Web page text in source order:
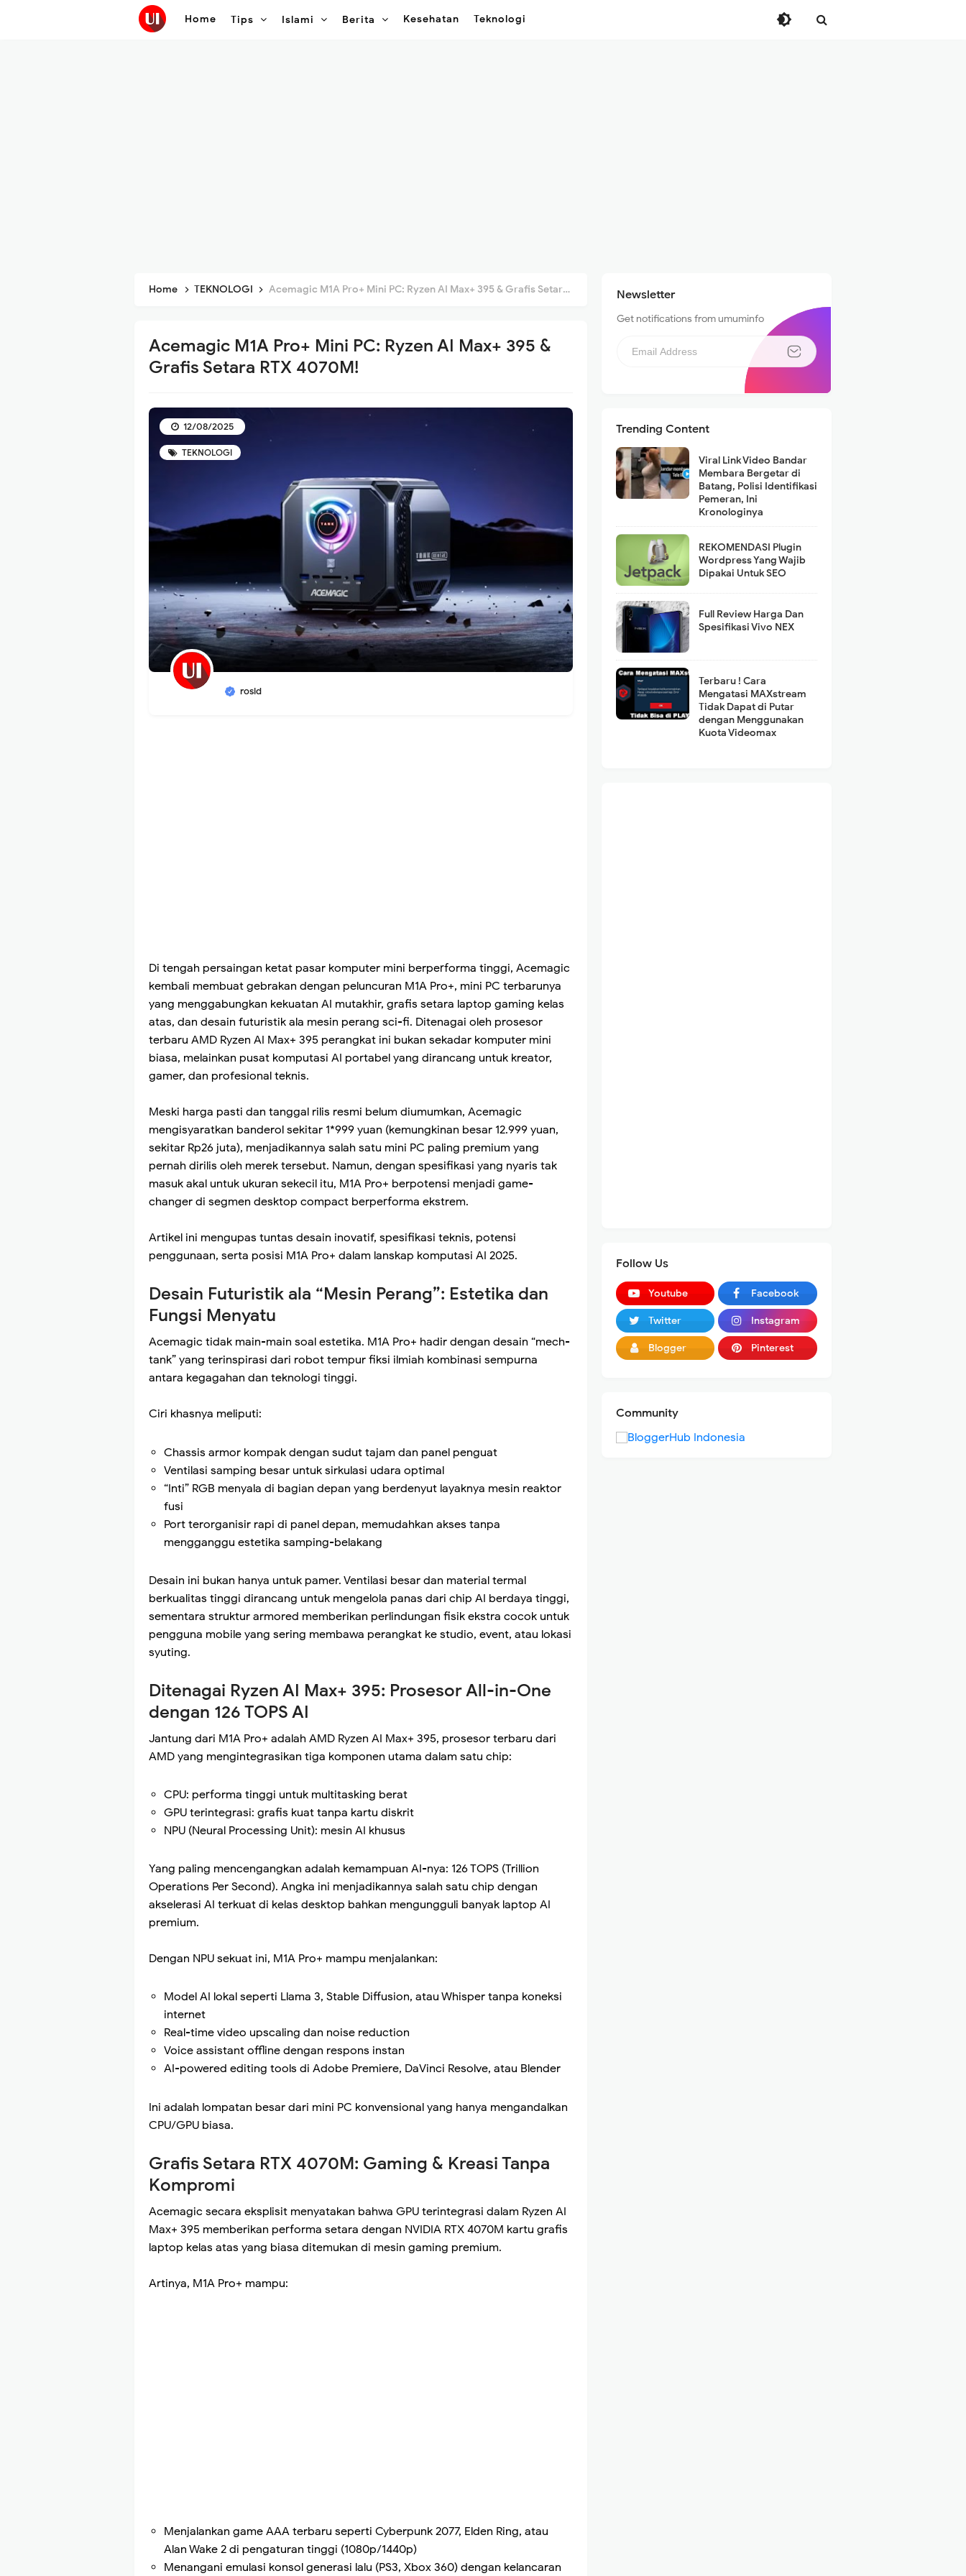
Home Tips Islami Berita Kesehatan Teknologi
Home TEKNOLOGI Acemagic M1A Pro+ Mini PC: Ryzen AI Max+ 395 & Grafis Setara RTX 4070M!
Acemagic M1A Pro+ Mini PC: Ryzen AI Max+ 395 &
Grafis Setara RTX 4070M!
TEKNOLOGI
rosid
12/08/2025
Di tengah persaingan ketat pasar komputer mini berperforma tinggi, Acemagic
kembali membuat gebrakan dengan peluncuran M1A Pro+, mini PC terbarunya
yang menggabungkan kekuatan AI mutakhir, grafis setara laptop gaming kelas
atas, dan desain futuristik ala mesin perang sci-fi. Ditenagai oleh prosesor
terbaru AMD Ryzen AI Max+ 395 perangkat ini bukan sekadar komputer mini
biasa, melainkan pusat komputasi AI portabel yang dirancang untuk kreator,
gamer, dan profesional teknis.
Meski harga pasti dan tanggal rilis resmi belum diumumkan, Acemagic
mengisyaratkan banderol sekitar 1*999 yuan (kemungkinan besar 12.999 yuan,
sekitar Rp26 juta), menjadikannya salah satu mini PC paling premium yang
pernah dirilis oleh merek tersebut. Namun, dengan spesifikasi yang nyaris tak
masuk akal untuk ukuran sekecil itu, M1A Pro+ berpotensi menjadi game-
changer di segmen desktop compact berperforma ekstrem.
Artikel ini mengupas tuntas desain inovatif, spesifikasi teknis, potensi
penggunaan, serta posisi M1A Pro+ dalam lanskap komputasi AI 2025.
Desain Futuristik ala “Mesin Perang”: Estetika dan
Fungsi Menyatu
Acemagic tidak main-main soal estetika. M1A Pro+ hadir dengan desain “mech-
tank” yang terinspirasi dari robot tempur fiksi ilmiah kombinasi sempurna
antara kegagahan dan teknologi tinggi.
Ciri khasnya meliputi:
Chassis armor kompak dengan sudut tajam dan panel penguat
Ventilasi samping besar untuk sirkulasi udara optimal
“Inti” RGB menyala di bagian depan yang berdenyut layaknya mesin reaktor
fusi
Port terorganisir rapi di panel depan, memudahkan akses tanpa
mengganggu estetika samping-belakang
Desain ini bukan hanya untuk pamer. Ventilasi besar dan material termal
berkualitas tinggi dirancang untuk mengelola panas dari chip AI berdaya tinggi,
sementara struktur armored memberikan perlindungan fisik ekstra cocok untuk
pengguna mobile yang sering membawa perangkat ke studio, event, atau lokasi
syuting.
Ditenagai Ryzen AI Max+ 395: Prosesor All-in-One
dengan 126 TOPS AI
Jantung dari M1A Pro+ adalah AMD Ryzen AI Max+ 395, prosesor terbaru dari
AMD yang mengintegrasikan tiga komponen utama dalam satu chip:
CPU: performa tinggi untuk multitasking berat
GPU terintegrasi: grafis kuat tanpa kartu diskrit
NPU (Neural Processing Unit): mesin AI khusus
Yang paling mencengangkan adalah kemampuan AI-nya: 126 TOPS (Trillion
Operations Per Second). Angka ini menjadikannya salah satu chip dengan
akselerasi AI terkuat di kelas desktop bahkan mengungguli banyak laptop AI
premium.
Dengan NPU sekuat ini, M1A Pro+ mampu menjalankan:
Model AI lokal seperti Llama 3, Stable Diffusion, atau Whisper tanpa koneksi
internet
Real-time video upscaling dan noise reduction
Voice assistant offline dengan respons instan
AI-powered editing tools di Adobe Premiere, DaVinci Resolve, atau Blender
Ini adalah lompatan besar dari mini PC konvensional yang hanya mengandalkan
CPU/GPU biasa.
Grafis Setara RTX 4070M: Gaming & Kreasi Tanpa
Kompromi
Acemagic secara eksplisit menyatakan bahwa GPU terintegrasi dalam Ryzen AI
Max+ 395 memberikan performa setara dengan NVIDIA RTX 4070M kartu grafis
laptop kelas atas yang biasa ditemukan di mesin gaming premium.
Artinya, M1A Pro+ mampu:
Menjalankan game AAA terbaru seperti Cyberpunk 2077, Elden Ring, atau
Alan Wake 2 di pengaturan tinggi (1080p/1440p)
Menangani emulasi konsol generasi lalu (PS3, Xbox 360) dengan kelancaran
Newsletter
Get notifications from umuminfo
Trending Content
Viral Link Video Bandar
Membara Bergetar di
Batang, Polisi Identifikasi
Pemeran, Ini
Kronologinya
REKOMENDASI Plugin
Wordpress Yang Wajib
Dipakai Untuk SEO
Full Review Harga Dan
Spesifikasi Vivo NEX
Terbaru ! Cara
Mengatasi MAXstream
Tidak Dapat di Putar
dengan Menggunakan
Kuota Videomax
Follow Us
Youtube Facebook
Twitter Instagram
Blogger Pinterest
Community